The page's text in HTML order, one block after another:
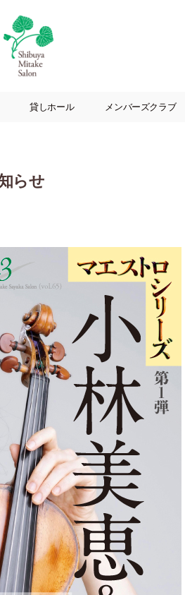
谷
美
ン
3
分
の
和
風
モ
ダ
ン
な
音
楽
サ
ロ
ン
貸しホール メンバーズクラブ
らせ